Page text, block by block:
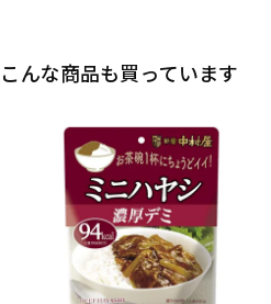
んな商品も買っています